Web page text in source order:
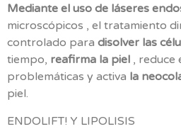
Mediante el uso de láseres
microscópicos , el tratamiento
controlado para disolver las
tiempo, reafirma la piel , reduce
problemáticas y activa la
piel.
ENDOLIFT! Y LIPOLISIS